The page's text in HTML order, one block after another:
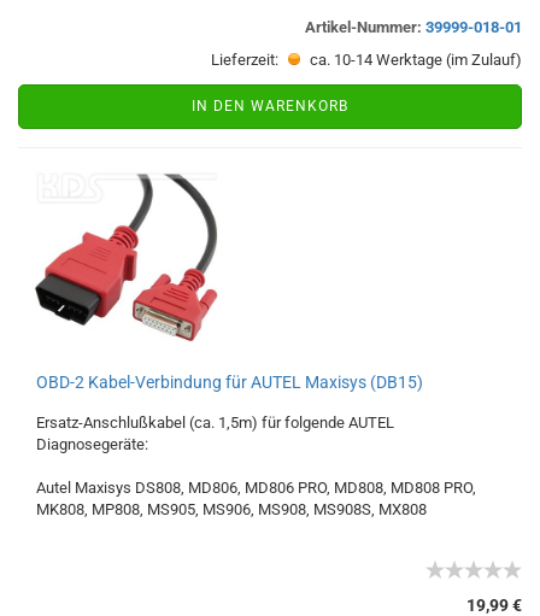
Artikel-Nummer: 39999-018-01
Lieferzeit:
ca. 10-14 Werktage (im Zulauf)
IN DEN WARENKORB
OBD-2 Kabel-Verbindung für AUTEL Maxisys (DB15)
Ersatz-Anschlußkabel (ca. 1,5m) für folgende AUTEL
Diagnosegeräte:
Autel Maxisys DS808, MD806, MD806 PRO, MD808, MD808 PRO,
MK808, MP808, MS905, MS906, MS908, MS908S, MX808
19,99 €